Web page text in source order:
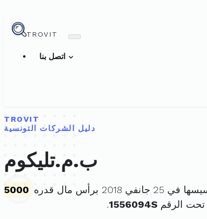
TROVIT
TROVIT
دليل الشركات التونسية
ب.م.تليكوم
2018 برأس مال قدره
5000
الرقم 1556094S
.